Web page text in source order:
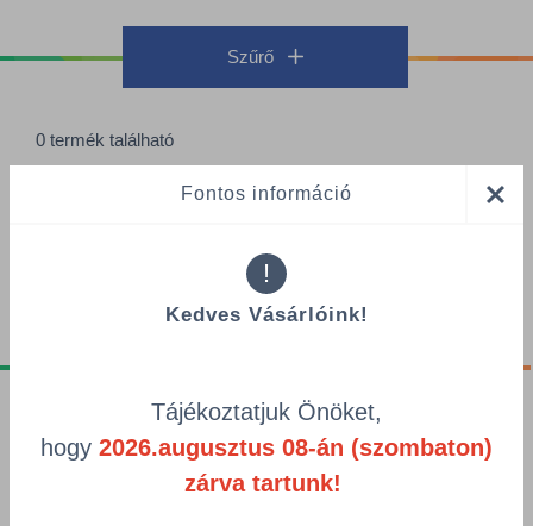
Szűrő
0 termék található
Tájékoztatók
Adatvédelmi nyilatkozat
Fontos információ
!
Kedves Vásárlóink!
Tájékoztatjuk Önöket,
hogy 2026.augusztus 08-án (szombaton)
zárva tartunk!